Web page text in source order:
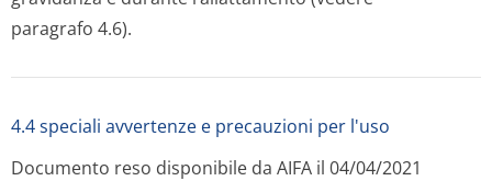
paragrafo 4.6).
4.4 speciali avvertenze e precauzioni per l'uso
Documento reso disponibile da AIFA il 04/04/2021